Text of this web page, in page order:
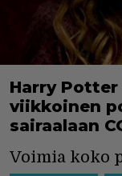
Harry
viikkoinen
sairaalaan
Voimia koko